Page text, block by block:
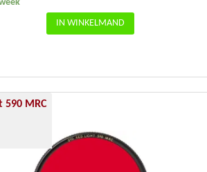
IN WINKELMAND
590 MRC